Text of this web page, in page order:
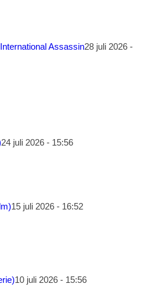
Assassin28 juli 2026 -
24 juli 2026 - 15:56
15 juli 2026 - 16:52
10 juli 2026 - 15:56